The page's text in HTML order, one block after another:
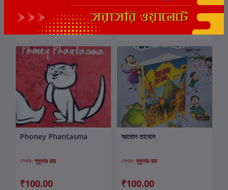
₹180.00
লেখক:সুকুমার রায়
কার্টে যোগ করুন
Phoney Phantasma
লেখক: সুকুমার রায়
₹100.00
কার্টে যোগ করুন
আবোল তাবোল
লেখক: সুকুমার রায়
₹100.00